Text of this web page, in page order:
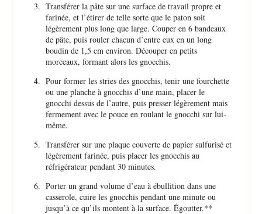
Transférer la pâte sur une surface de travail propre et
farinée, et l’étirer de telle sorte que le paton soit
légèrement plus long que large. Couper en 6 bandeaux
de pâte, puis rouler chacun d’entre eux en un long
boudin de 1,5 cm environ. Découper en petits
morceaux, formant alors les gnocchis.
Pour former les stries des gnocchis, tenir une fourchette
ou une planche à gnocchis d’une main, placer le
gnocchi dessus de l’autre, puis presser légèrement mais
fermement avec le pouce en roulant le gnocchi sur lui-
même.
Transférer sur une plaque couverte de papier sulfurisé et
légèrement farinée, puis placer les gnocchis au
réfrigérateur pendant 30 minutes.
Porter un grand volume d’eau à ébullition dans une
casserole, cuire les gnocchis pendant une minute ou
jusqu’à ce qu’ils montent à la surface. Égoutter.**